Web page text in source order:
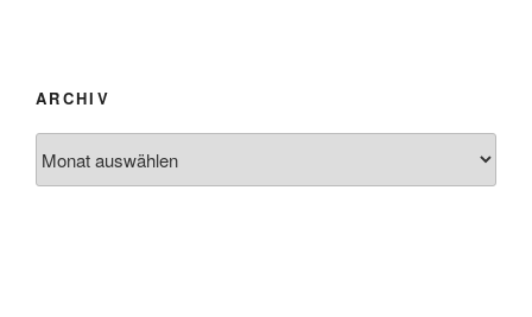
ARCHIV